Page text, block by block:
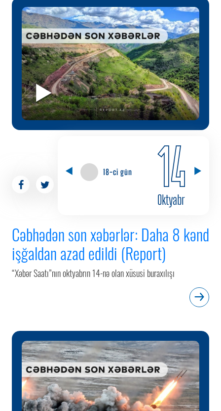
18-ci gün 14
Oktyabr
Cəbhədən son xəbərlər: Daha 8 kənd
işğaldan azad edildi (Report)
“Xəbər Saatı”nın oktyabrın 14-nə olan xüsusi buraxılışı